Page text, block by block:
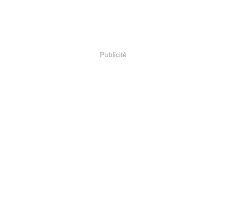
Publicité